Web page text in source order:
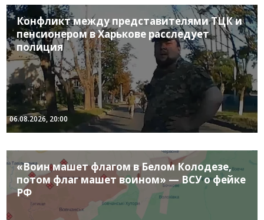
Конфликт между представителями ТЦК и
пенсионером в Харькове расследует
полиция
06.08.2026, 20:00
«Воин машет флагом в Белом Колодезе,
потом флаг машет воином» — ВСУ о фейке
РФ